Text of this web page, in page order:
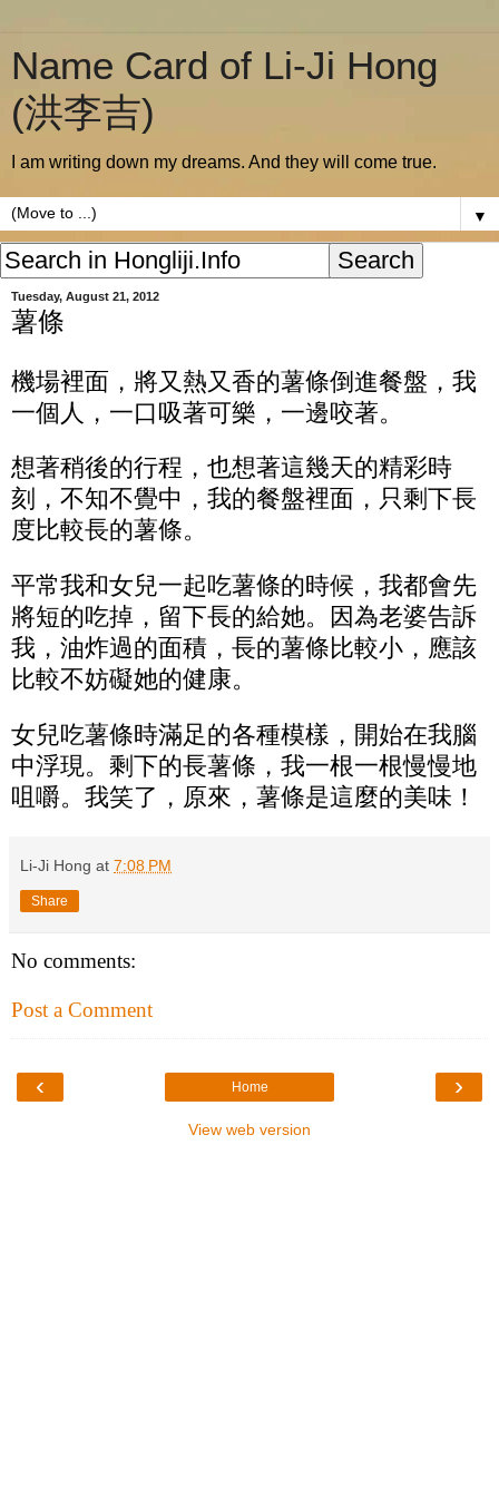
Name Card of Li-Ji Hong
(洪李吉)
I am writing down my dreams. And they will come true.
▼
Tuesday, August 21, 2012
薯條
機場裡面，將又熱又香的薯條倒進餐盤，我
一個人，一口吸著可樂，一邊咬著。
想著稍後的行程，也想著這幾天的精彩時
刻，不知不覺中，我的餐盤裡面，只剩下長
度比較長的薯條。
平常我和女兒一起吃薯條的時候，我都會先
將短的吃掉，留下長的給她。因為老婆告訴
我，油炸過的面積，長的薯條比較小，應該
比較不妨礙她的健康。
女兒吃薯條時滿足的各種模樣，開始在我腦
中浮現。剩下的長薯條，我一根一根慢慢地
咀嚼。我笑了，原來，薯條是這麼的美味！
Li-Ji Hong at 7:08 PM
Share
No comments:
Post a Comment
‹ ›
Home
View web version